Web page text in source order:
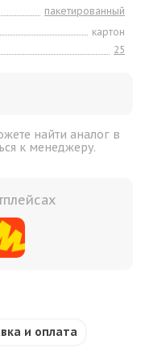
пакетированный
картон
25
найти аналог в
к менеджеру.
и оплата